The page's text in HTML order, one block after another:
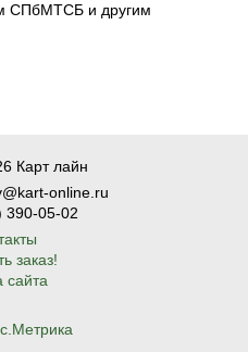
СПбМТСБ и другим
Карт лайн
online.ru
390-05-02
заказ!
сайта